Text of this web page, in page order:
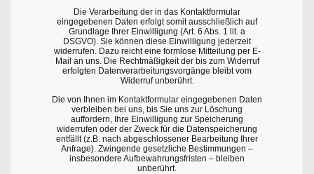
Die Verarbeitung der in das Kontaktformular
eingegebenen Daten erfolgt somit ausschließlich auf
Grundlage Ihrer Einwilligung (Art. 6 Abs. 1 lit. a
DSGVO). Sie können diese Einwilligung jederzeit
widerrufen. Dazu reicht eine formlose Mitteilung per E-
Mail an uns. Die Rechtmäßigkeit der bis zum Widerruf
erfolgten Datenverarbeitungsvorgänge bleibt vom
Widerruf unberührt.
Die von Ihnen im Kontaktformular eingegebenen Daten
verbleiben bei uns, bis Sie uns zur Löschung
auffordern, Ihre Einwilligung zur Speicherung
widerrufen oder der Zweck für die Datenspeicherung
entfällt (z.B. nach abgeschlossener Bearbeitung Ihrer
Anfrage). Zwingende gesetzliche Bestimmungen –
insbesondere Aufbewahrungsfristen – bleiben
unberührt.